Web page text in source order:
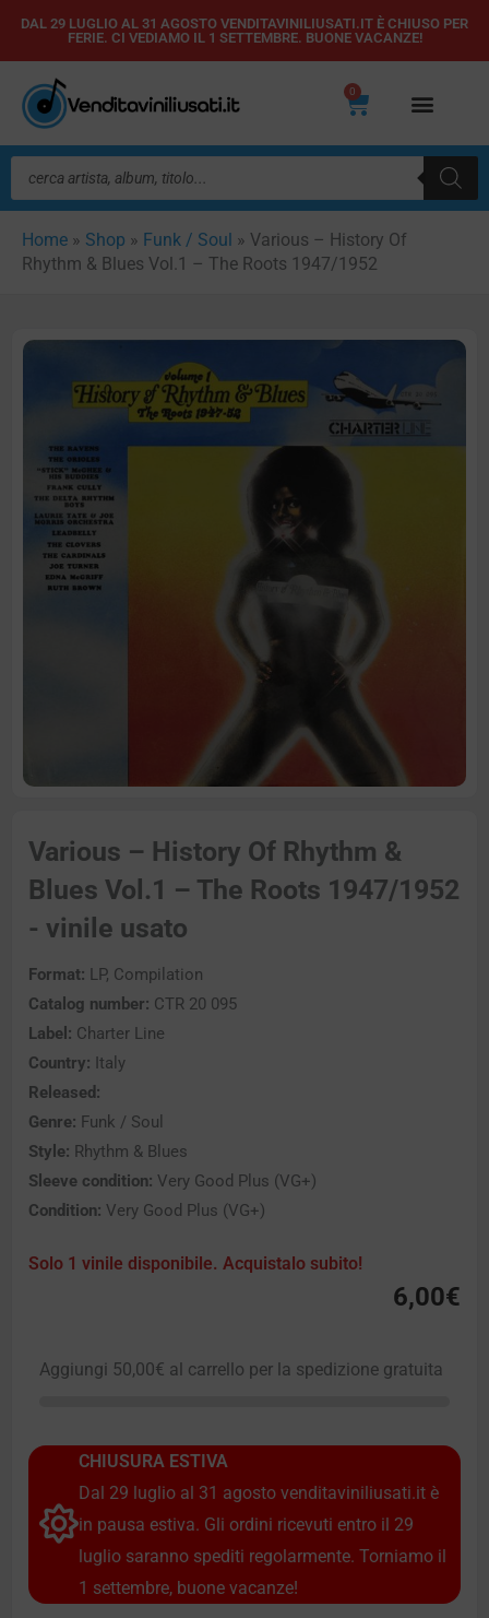
Vai
contenuto
DAL 29 LUGLIO AL 31 AGOSTO VENDITAVINILIUSATI.IT È CHIUSO PER
FERIE. CI VEDIAMO IL 1 SETTEMBRE. BUONE VACANZE!
0
Carrello
Ricerca
prodotti
Home » Shop » Funk / Soul » Various – History Of
Rhythm & Blues Vol.1 – The Roots 1947/1952
Various – History Of Rhythm &
Blues Vol.1 – The Roots 1947/1952
- vinile usato
Format: LP, Compilation
Catalog number: CTR 20 095
Label: Charter Line
Country: Italy
Released:
Genre: Funk / Soul
Style: Rhythm & Blues
Sleeve condition: Very Good Plus (VG+)
Condition: Very Good Plus (VG+)
Solo 1 vinile disponibile. Acquistalo subito!
6,00€
Aggiungi 50,00€ al carrello per la spedizione gratuita
CHIUSURA ESTIVA
Dal 29 luglio al 31 agosto venditaviniliusati.it è
in pausa estiva. Gli ordini ricevuti entro il 29
luglio saranno spediti regolarmente. Torniamo il
1 settembre, buone vacanze!